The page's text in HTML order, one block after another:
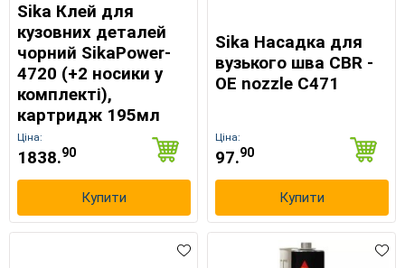
Sika Клей для
кузовних деталей
чорний SikaPower-
4720 (+2 носики у
комплекті),
картридж 195мл
Ціна:
1838.90
Купити
Sika Насадка для
вузького шва CBR -
ОЕ nozzle C471
Ціна:
97.90
Купити